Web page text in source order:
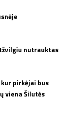
nutrauktas
pirkėjai bus
viena Šilutės